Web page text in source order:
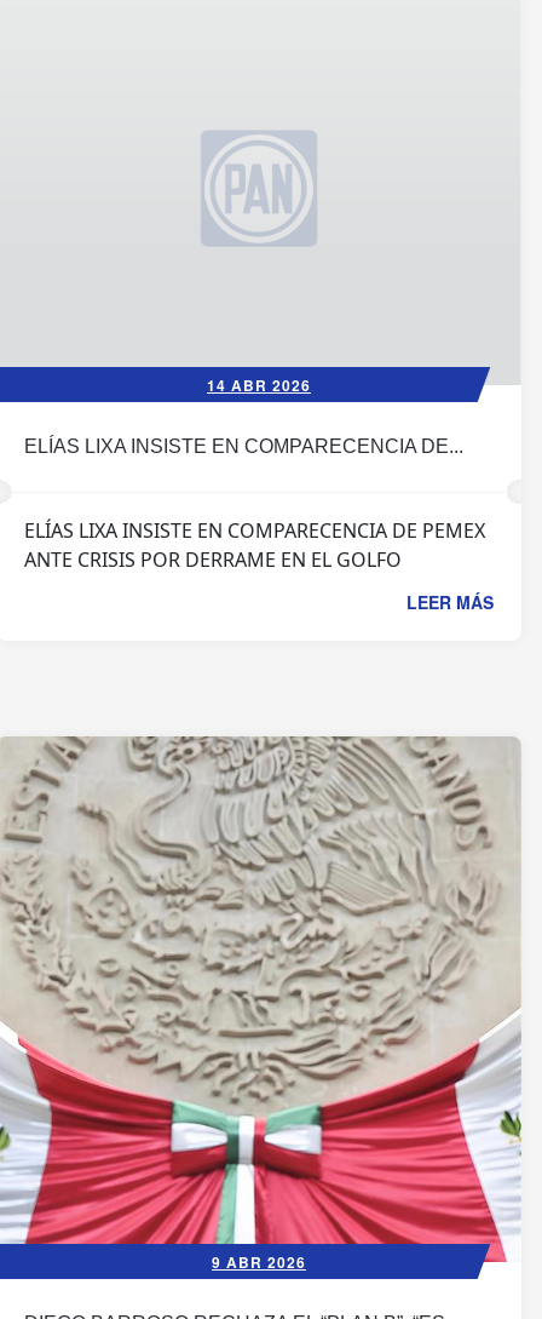
14 ABR 2026
ELÍAS LIXA INSISTE EN COMPARECENCIA DE...
ELÍAS LIXA INSISTE EN COMPARECENCIA DE PEMEX
ANTE CRISIS POR DERRAME EN EL GOLFO
LEER MÁS
9 ABR 2026